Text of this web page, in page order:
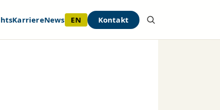
KarriereNews EN Kontakt